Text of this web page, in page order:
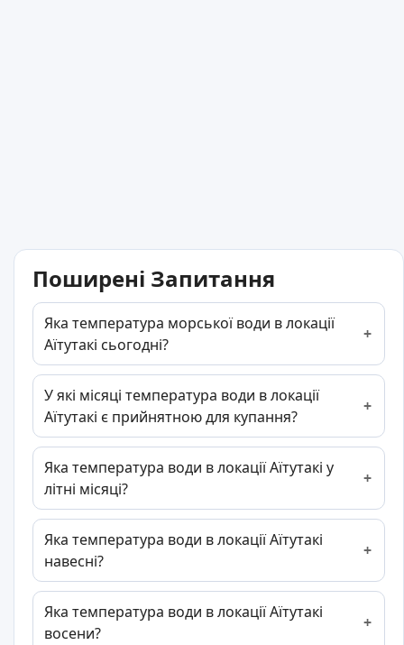
Поширені Запитання
Яка температура морської води в локації
Аїтутакі сьогодні?
У які місяці температура води в локації
Аїтутакі є прийнятною для купання?
Яка температура води в локації Аїтутакі у
літні місяці?
Яка температура води в локації Аїтутакі
навесні?
Яка температура води в локації Аїтутакі
восени?